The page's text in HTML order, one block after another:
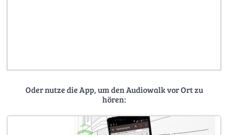
Oder nutze die App, um den Audiowalk vor Ort zu
hören: